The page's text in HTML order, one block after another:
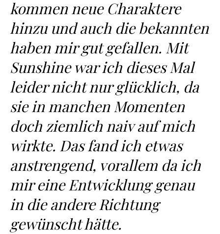
kommen neue Charaktere
hinzu und auch die bekannten
haben mir gut gefallen. Mit
Sunshine war ich dieses Mal
leider nicht nur glücklich, da
sie in manchen Momenten
doch ziemlich naiv auf mich
wirkte. Das fand ich etwas
anstrengend, vorallem da ich
mir eine Entwicklung genau
in die andere Richtung
gewünscht hätte.